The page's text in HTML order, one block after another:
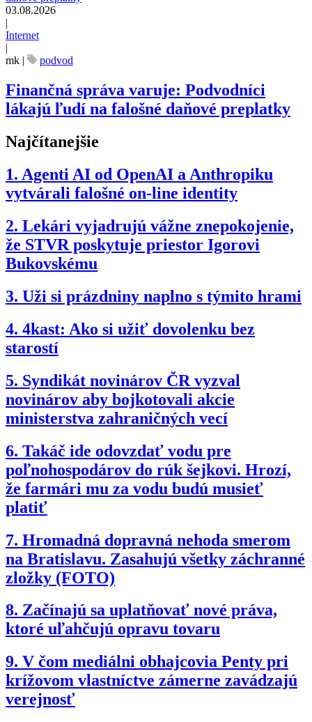
03.08.2026
|
Internet
|
mk | podvod
Finančná správa varuje: Podvodníci
lákajú ľudí na falošné daňové preplatky
Najčítanejšie
1. Agenti AI od OpenAI a Anthropiku
vytvárali falošné on-line identity
2. Lekári vyjadrujú vážne znepokojenie,
že STVR poskytuje priestor Igorovi
Bukovskému
3. Uži si prázdniny naplno s týmito hrami
4. 4kast: Ako si užiť dovolenku bez
starostí
5. Syndikát novinárov ČR vyzval
novinárov aby bojkotovali akcie
ministerstva zahraničných vecí
6. Takáč ide odovzdať vodu pre
poľnohospodárov do rúk šejkovi. Hrozí,
že farmári mu za vodu budú musieť
platiť
7. Hromadná dopravná nehoda smerom
na Bratislavu. Zasahujú všetky záchranné
zložky (FOTO)
8. Začínajú sa uplatňovať nové práva,
ktoré uľahčujú opravu tovaru
9. V čom mediálni obhajcovia Penty pri
krížovom vlastníctve zámerne zavádzajú
verejnosť